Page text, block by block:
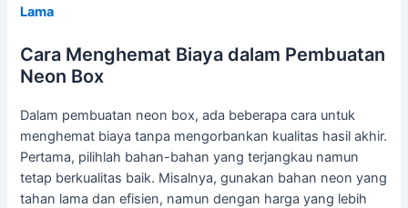
Lama
Cara Menghemat Biaya dalam Pembuatan
Neon Box
Dalam pembuatan neon box, ada beberapa cara untuk
menghemat biaya tanpa mengorbankan kualitas hasil akhir.
Pertama, pilihlah bahan-bahan yang terjangkau namun
tetap berkualitas baik. Misalnya, gunakan bahan neon yang
tahan lama dan efisien, namun dengan harga yang lebih